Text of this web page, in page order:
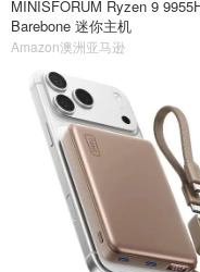
MINISFORUM Ryzen 9
Barebone 迷你主机
Amazon澳洲亚马逊